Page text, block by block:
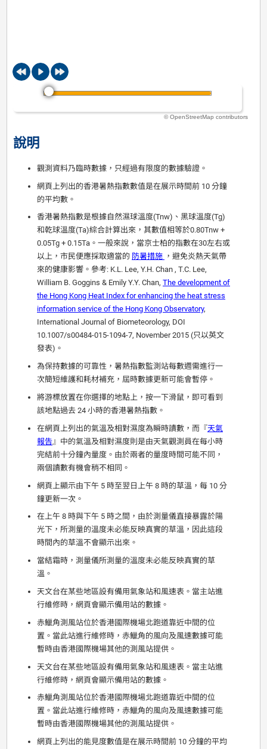
© OpenStreetMap contributors
說明
觀測資料乃臨時數據，只經過有限度的數據驗證。
網頁上列出的香港暑熱指數數值是在展示時間前 10 分鐘
的平均數。
香港暑熱指數是根據自然濕球溫度(Tnw)、黑球溫度(Tg)
和乾球溫度(Ta)綜合計算出來，其數值相等於0.80Tnw +
0.05Tg + 0.15Ta。一般來說，當京士柏的指數在30左右或
以上，市民便應採取適當的 防暑措施 ，避免炎熱天氣帶
來的健康影響。參考: K.L. Lee, Y.H. Chan , T.C. Lee,
William B. Goggins & Emily Y.Y. Chan, The development of
the Hong Kong Heat Index for enhancing the heat stress
information service of the Hong Kong Observatory,
International Journal of Biometeorology, DOI
10.1007/s00484-015-1094-7, November 2015 (只以英文
發表)。
為保持數據的可靠性，暑熱指數監測站每數週需進行一
次簡短維護和耗材補充，屆時數據更新可能會暫停。
將游標放置在你選擇的地點上，按一下滑鼠，即可看到
該地點過去 24 小時的香港暑熱指數。
在網頁上列出的氣溫及相對濕度為瞬時讀數，而『天氣
報告 』中的氣溫及相對濕度則是由天氣觀測員在每小時
完結前十分鐘內量度。由於兩者的量度時間可能不同，
兩個讀數有機會稍不相同。
網頁上顯示由下午 5 時至翌日上午 8 時的草溫，每 10 分
鐘更新一次。
在上午 8 時與下午 5 時之間，由於測量儀直接暴露於陽
光下，所測量的溫度未必能反映真實的草溫，因此這段
時間內的草溫不會顯示出來。
當結霜時，測量儀所測量的溫度未必能反映真實的草
溫。
天文台在某些地區設有備用氣象站和風速表。當主站進
行維修時，網頁會顯示備用站的數據。
赤鱲角測風站位於香港國際機場北跑道靠近中間的位
置。當此站進行維修時，赤鱲角的風向及風速數據可能
暫時由香港國際機場其他的測風站提供。
天文台在某些地區設有備用氣象站和風速表。當主站進
行維修時，網頁會顯示備用站的數據。
赤鱲角測風站位於香港國際機場北跑道靠近中間的位
置。當此站進行維修時，赤鱲角的風向及風速數據可能
暫時由香港國際機場其他的測風站提供。
網頁上列出的能見度數值是在展示時間前 10 分鐘的平均